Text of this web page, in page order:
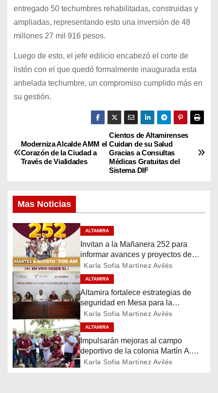
entregado 50 techumbres rehabilitadas, construidas y
ampliadas, representando esto una inversión de 48
millones 27 mil 916 pesos.
Luego de esto, el jefe edilicio encabezó el corte de
listón con el que quedó formalmente inaugurada esta
anhelada techumbre, un compromiso cumplido más en
su gestión.
N
a
e
g
c
i
ó
n
d
e
Cientos de Altamirenses
Cuidan de su Salud
Gracias a Consultas
Médicas Gratuitas del
Sistema DIF
Moderniza Alcalde AMM el
Corazón de la Ciudad a
Través de Vialidades
Mas Noticias
ALTAMIRA
Invitan a la Mañanera 252 para
informar avances y proyectos de
Altamira
Karla Sofia Martínez Avilés
ALTAMIRA
Altamira fortalece estrategias de
seguridad en Mesa para la
Construcción de Paz
Karla Sofia Martínez Avilés
ALTAMIRA
Impulsarán mejoras al campo
deportivo de la colonia Martín A.
Martínez
Karla Sofia Martínez Avilés